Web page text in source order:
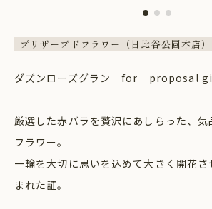
プリザーブドフラワー（日比谷公園本店）
ダズンローズグラン for proposal
厳選した赤バラを贅沢にあしらった、気
フラワー。
一輪を大切に思いを込めて大きく開花
まれた証。